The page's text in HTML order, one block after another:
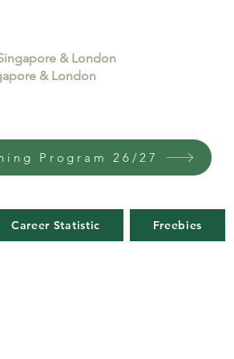
& London
& London
Program 26/27
Career Statistic Freebies